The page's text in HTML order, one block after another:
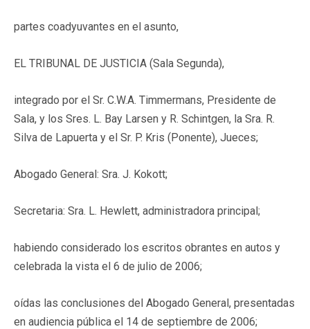
partes coadyuvantes en el asunto,
EL TRIBUNAL DE JUSTICIA (Sala Segunda),
integrado por el Sr. C.W.A. Timmermans, Presidente de
Sala, y los Sres. L. Bay Larsen y R. Schintgen, la Sra. R.
Silva de Lapuerta y el Sr. P. Kris (Ponente), Jueces;
Abogado General: Sra. J. Kokott;
Secretaria: Sra. L. Hewlett, administradora principal;
habiendo considerado los escritos obrantes en autos y
celebrada la vista el 6 de julio de 2006;
oídas las conclusiones del Abogado General, presentadas
en audiencia pública el 14 de septiembre de 2006;